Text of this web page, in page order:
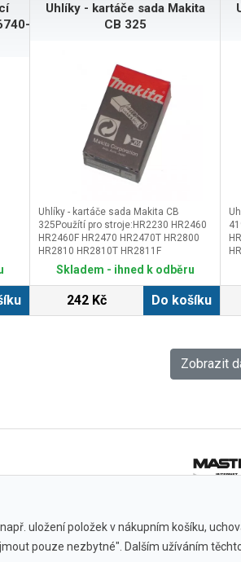
Uhlíky - kartáče sada Makita
CB 325
Uhlíky - kartáče sada Makita CB
325Použítí pro stroje:HR2230 HR2460
HR2460F HR2470 HR2470T HR2800
HR2810 HR2810T HR2811F
HR2811FT9554NB 9555NB 9557NB
9558NB 9558PB 9564H 9565HGD0600
GD0601
Skladem - ihned k odběru
242 Kč Do košíku
Zobrazit
Všechny značky
uložení položek v nákupním košíku,
pouze nezbytné". Dalším užíváním